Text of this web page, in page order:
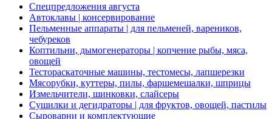
Спецпредложения августа
Автоклавы | консервирование
Пельменные аппараты | для пельменей, вареников,
чебуреков
Коптильни, дымогенераторы | копчение рыбы, мяса,
овощей
Тестораскаточные машины, тестомесы, лапшерезки
Мясорубки, куттеры, пилы, фаршемешалки, шприцы
Измельчители, шинковки, слайсеры
Сушилки и дегидраторы | для фруктов, овощей, пастилы
Сыроварни и комплектующие